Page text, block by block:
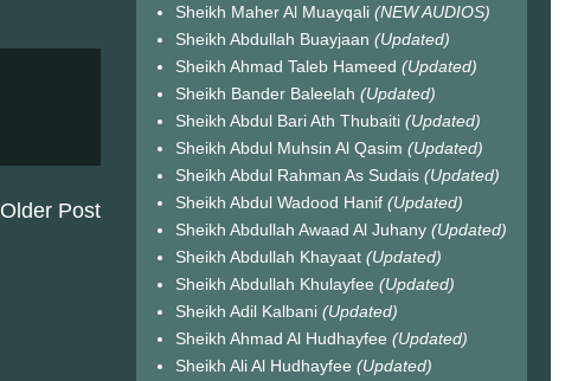
Older Post
Sheikh Maher Al Muayqali (NEW AUDIOS)
Sheikh Abdullah Buayjaan (Updated)
Sheikh Ahmad Taleb Hameed (Updated)
Sheikh Bander Baleelah (Updated)
Sheikh Abdul Bari Ath Thubaiti (Updated)
Sheikh Abdul Muhsin Al Qasim (Updated)
Sheikh Abdul Rahman As Sudais (Updated)
Sheikh Abdul Wadood Hanif (Updated)
Sheikh Abdullah Awaad Al Juhany (Updated)
Sheikh Abdullah Khayaat (Updated)
Sheikh Abdullah Khulayfee (Updated)
Sheikh Adil Kalbani (Updated)
Sheikh Ahmad Al Hudhayfee (Updated)
Sheikh Ali Al Hudhayfee (Updated)